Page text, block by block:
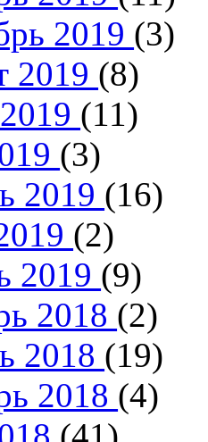
2019 (3)
2019 (8)
(11)
(3)
2019 (16)
(2)
2019 (9)
2018 (2)
2018 (19)
2018 (4)